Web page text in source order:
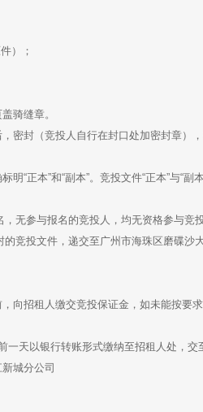
）；
骑缝章。
密封（竞投人自行在封口处加密封章）
“正本”和“副本”。竞投文件“正本”与“副
无参与报名的竞投人，均无资格参与竞投
竞投文件，递交至广州市海珠区磨碟沙
向招租人缴交竞投保证金，如未能按要
一天以银行转账形式缴纳至招租人处，交
城分公司